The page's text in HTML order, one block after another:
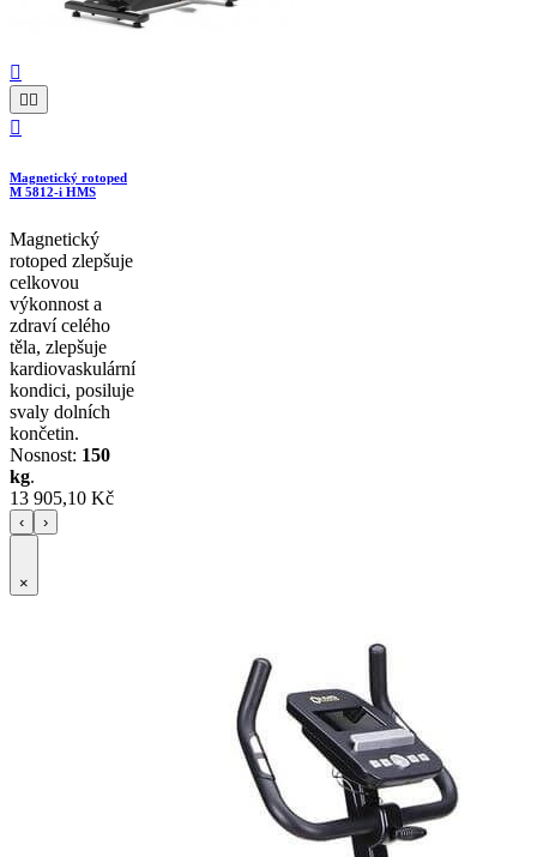

 

Magnetický rotoped
M 5812-i HMS
Magnetický
rotoped zlepšuje
celkovou
výkonnost a
zdraví celého
těla, zlepšuje
kardiovaskulární
kondici, posiluje
svaly dolních
končetin.
Nosnost: 150
kg.
13 905,10 Kč
‹ ›
×